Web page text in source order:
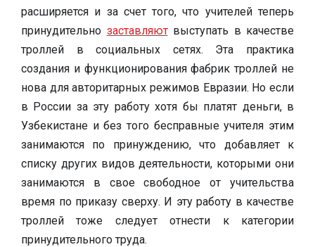
расширяется и за счет того, что учителей теперь
принудительно заставляютвыступать в качестве
троллей в социальных сетях. Эта практика
создания и функционирования фабрик троллей не
нова для авторитарных режимов Евразии. Но если
в России за эту работу хотя бы платят деньги, в
Узбекистане и без того бесправные учителя этим
занимаются по принуждению, что добавляет к
списку других видов деятельности, которыми они
занимаются в свое свободное от учительства
время по приказу сверху. И эту работу в качестве
троллей тоже следует отнести к категории
принудительного труда.